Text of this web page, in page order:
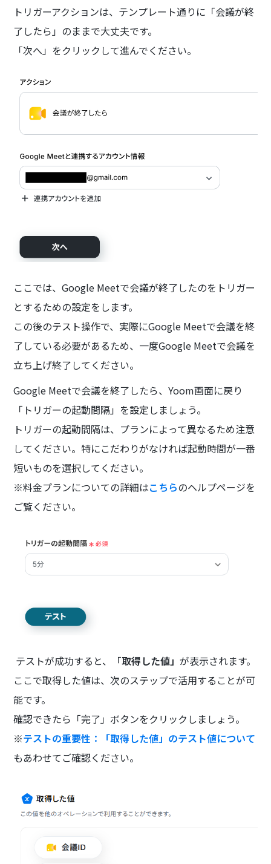
トリガーアクションは、テンプレート通りに「会議が終
了したら」のままで大丈夫です。
「次へ」をクリックして進んでください。
ここでは、Google Meetで会議が終了したのをトリガー
とするための設定をします。
この後のテスト操作で、実際にGoogle Meetで会議を終
了している必要があるため、一度Google Meetで会議を
立ち上げ終了してください。
Google Meetで会議を終了したら、Yoom画面に戻り
「トリガーの起動間隔」を設定しましょう。
トリガーの起動間隔は、プランによって異なるため注意
してください。特にこだわりがなければ起動時間が一番
短いものを選択してください。
※料金プランについての詳細はこちらのヘルプページを
ご覧ください。
テストが成功すると、「取得した値」が表示されます。
ここで取得した値は、次のステップで活用することが可
能です。
確認できたら「完了」ボタンをクリックしましょう。
※テストの重要性：「取得した値」のテスト値について
もあわせてご確認ください。